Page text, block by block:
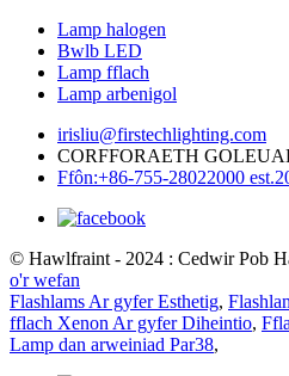
Lamp halogen
Bwlb LED
Lamp fflach
Lamp arbenigol
irisliu@firstechlighting.com
CORFFORAETH
Ffôn:+86-755-28022000
© Hawlfraint - 2024 : Cedwir Pob
o'r wefan
Flashlams Ar gyfer Esthetig,
fflach Xenon Ar gyfer Diheintio,
Lamp dan arweiniad Par38,